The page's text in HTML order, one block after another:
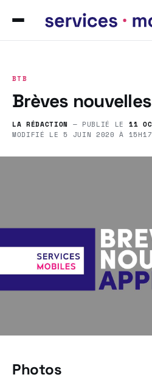
BTB
Brèves
LA RÉDACTION — PUBLIÉ LE 11
MODIFIÉ LE5 JUIN 2020 À 15H17
Photos